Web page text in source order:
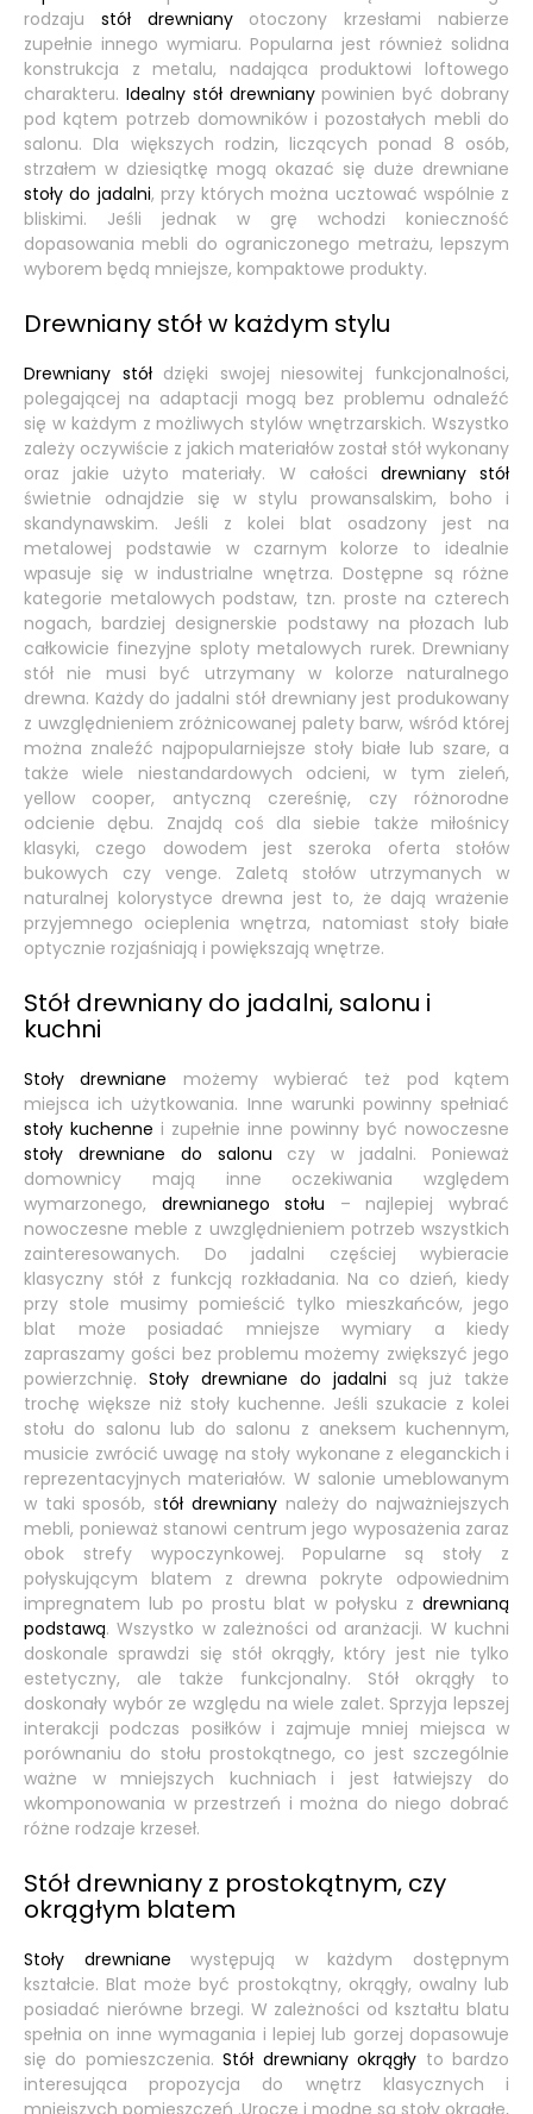
rodzaju stół drewnianyotoczony krzesłami nabierze
zupełnie innego wymiaru. Popularna jest również solidna
konstrukcja z metalu, nadająca produktowi loftowego
charakteru. Idealny stół drewnianypowinien być dobrany
pod kątem potrzeb domowników i pozostałych mebli do
salonu. Dla większych rodzin, liczących ponad 8 osób,
strzałem w dziesiątkę mogą okazać się duże drewniane
stoły do jadalni, przy których można ucztować wspólnie z
bliskimi. Jeśli jednak w grę wchodzi konieczność
dopasowania mebli do ograniczonego metrażu, lepszym
wyborem będą mniejsze, kompaktowe produkty.
Drewniany stół w każdym stylu
Drewniany stółdzięki swojej niesowitej funkcjonalności,
polegającej na adaptacji mogą bez problemu odnaleźć
się w każdym z możliwych stylów wnętrzarskich. Wszystko
zależy oczywiście z jakich materiałów został stół wykonany
oraz jakie użyto materiały. W całości drewniany stół
świetnie odnajdzie się w stylu prowansalskim, boho i
skandynawskim. Jeśli z kolei blat osadzony jest na
metalowej podstawie w czarnym kolorze to idealnie
wpasuje się w industrialne wnętrza. Dostępne są różne
kategorie metalowych podstaw, tzn. proste na czterech
nogach, bardziej designerskie podstawy na płozach lub
całkowicie finezyjne sploty metalowych rurek. Drewniany
stół nie musi być utrzymany w kolorze naturalnego
drewna. Każdy do jadalni stół drewniany jest produkowany
z uwzględnieniem zróżnicowanej palety barw, wśród której
można znaleźć najpopularniejsze stoły białe lub szare, a
także wiele niestandardowych odcieni, w tym zieleń,
yellow cooper, antyczną czereśnię, czy różnorodne
odcienie dębu. Znajdą coś dla siebie także miłośnicy
klasyki, czego dowodem jest szeroka oferta stołów
bukowych czy venge. Zaletą stołów utrzymanych w
naturalnej kolorystyce drewna jest to, że dają wrażenie
przyjemnego ocieplenia wnętrza, natomiast stoły białe
optycznie rozjaśniają i powiększają wnętrze.
Stół drewniany do jadalni, salonu i
kuchni
Stoły drewniane możemy wybierać też pod kątem
miejsca ich użytkowania. Inne warunki powinny spełniać
stoły kuchenne i zupełnie inne powinny być nowoczesne
stoły drewniane do salonu czy w jadalni. Ponieważ
domownicy mają inne oczekiwania względem
wymarzonego, drewnianego stołu – najlepiej wybrać
nowoczesne meble z uwzględnieniem potrzeb wszystkich
zainteresowanych. Do jadalni częściej wybieracie
klasyczny stół z funkcją rozkładania. Na co dzień, kiedy
przy stole musimy pomieścić tylko mieszkańców, jego
blat może posiadać mniejsze wymiary a kiedy
zapraszamy gości bez problemu możemy zwiększyć jego
powierzchnię. Stoły drewniane do jadalni są już także
trochę większe niż stoły kuchenne. Jeśli szukacie z kolei
stołu do salonu lub do salonu z aneksem kuchennym,
musicie zwrócić uwagę na stoły wykonane z eleganckich i
reprezentacyjnych materiałów. W salonie umeblowanym
w taki sposób, stół drewnianynależy do najważniejszych
mebli, ponieważ stanowi centrum jego wyposażenia zaraz
obok strefy wypoczynkowej. Popularne są stoły z
połyskującym blatem z drewna pokryte odpowiednim
impregnatem lub po prostu blat w połysku z drewnianą
podstawą. Wszystko w zależności od aranżacji. W kuchni
doskonale sprawdzi się stół okrągły, który jest nie tylko
estetyczny, ale także funkcjonalny. Stół okrągły to
doskonały wybór ze względu na wiele zalet. Sprzyja lepszej
interakcji podczas posiłków i zajmuje mniej miejsca w
porównaniu do stołu prostokątnego, co jest szczególnie
ważne w mniejszych kuchniach i jest łatwiejszy do
wkomponowania w przestrzeń i można do niego dobrać
różne rodzaje krzeseł.
Stół drewniany z prostokątnym, czy
okrągłym blatem
Stoły drewniane występują w każdym dostępnym
kształcie. Blat może być prostokątny, okrągły, owalny lub
posiadać nierówne brzegi. W zależności od kształtu blatu
spełnia on inne wymagania i lepiej lub gorzej dopasowuje
się do pomieszczenia.Stół drewniany okrągły to bardzo
interesująca propozycja do wnętrz klasycznych i
mniejszych pomieszczeń .Urocze i modne są stoły okrągłe,